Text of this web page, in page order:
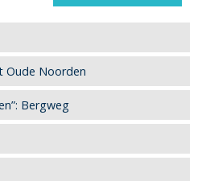
Oude Noorden
Bergweg